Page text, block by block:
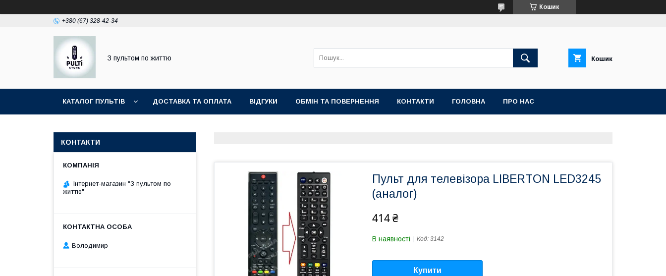
Кошик
+380 (67) 328-42-34
З пультом по життю Кошик
КАТАЛОГ ПУЛЬТІВ ДОСТАВКА ТА ОПЛАТА ВІДГУКИ ОБМІН ТА ПОВЕРНЕННЯ КОНТАКТИ ГОЛОВНА ПРО НАС
Пульт для телевізора LIBERTON LED3245
(аналог)
414 ₴
В наявності Код: 3142
Купити
КОНТАКТИ
Інтернет-магазин "З пультом по
життю"
Володимир